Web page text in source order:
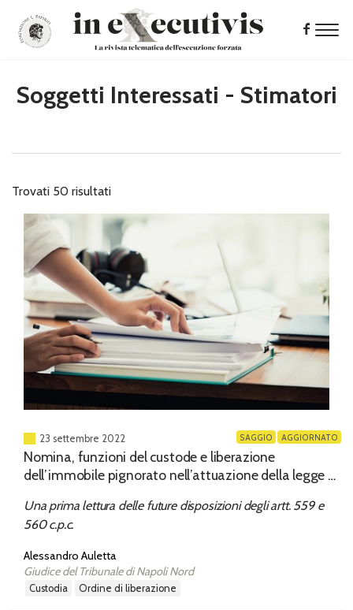
Soggetti Interessati - Stimatori
Trovati 50 risultati
23 settembre 2022 AGGIORNATO
SAGGIO
Nomina, funzioni del custode e liberazione
dell’immobile pignorato nell’attuazione della legge n.
Una prima lettura delle future disposizioni degli artt. 559 e
560 c.p.c.
Alessandro Auletta
Giudice del Tribunale di Napoli Nord
custodia ordine di liberazione